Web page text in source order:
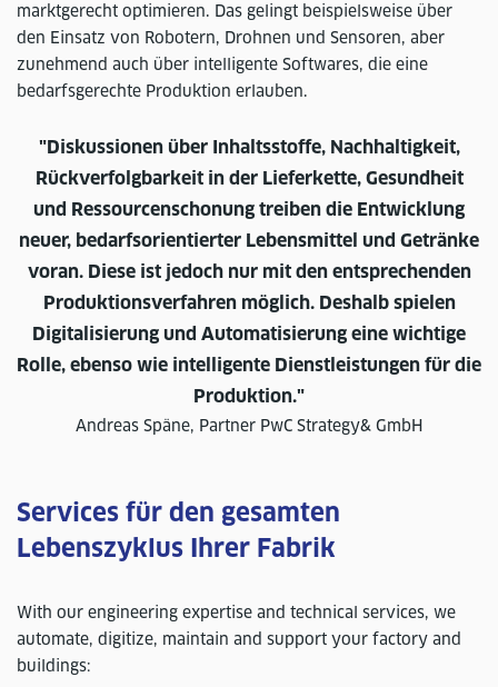
marktgerecht optimieren. Das gelingt beispielsweise über
den Einsatz von Robotern, Drohnen und Sensoren, aber
zunehmend auch über intelligente Softwares, die eine
bedarfsgerechte Produktion erlauben.
"Diskussionen über Inhaltsstoffe, Nachhaltigkeit,
Rückverfolgbarkeit in der Lieferkette, Gesundheit
und Ressourcenschonung treiben die Entwicklung
neuer, bedarfsorientierter Lebensmittel und Getränke
voran. Diese ist jedoch nur mit den entsprechenden
Produktionsverfahren möglich. Deshalb spielen
Digitalisierung und Automatisierung eine wichtige
Rolle, ebenso wie intelligente Dienstleistungen für die
Produktion."
Andreas Späne, Partner PwC Strategy& GmbH
Services für den gesamten
Lebenszyklus Ihrer Fabrik
With our engineering expertise and technical services, we
automate, digitize, maintain and support your factory and
buildings: